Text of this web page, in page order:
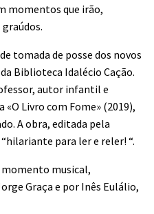
momentos que irão,
tomada de posse dos novos
Biblioteca Idalécio Cação.
autor infantil e
Livro com Fome» (2019),
A obra, editada pela
para ler e reler! “.
musical,
Graça e por Inês Eulálio,